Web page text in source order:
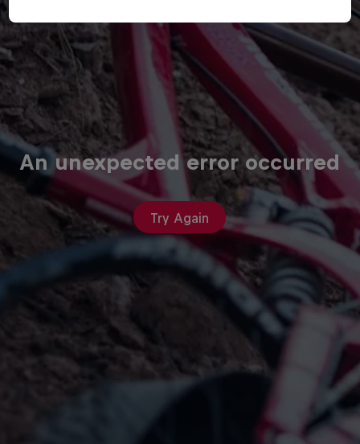
An unexpected error occurred
Try Again